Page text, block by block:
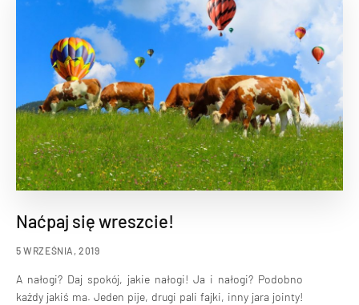
Naćpaj się wreszcie!
5 WRZEŚNIA, 2019
A nałogi? Daj spokój, jakie nałogi! Ja i nałogi? Podobno
każdy jakiś ma. Jeden pije, drugi pali fajki, inny jara jointy!